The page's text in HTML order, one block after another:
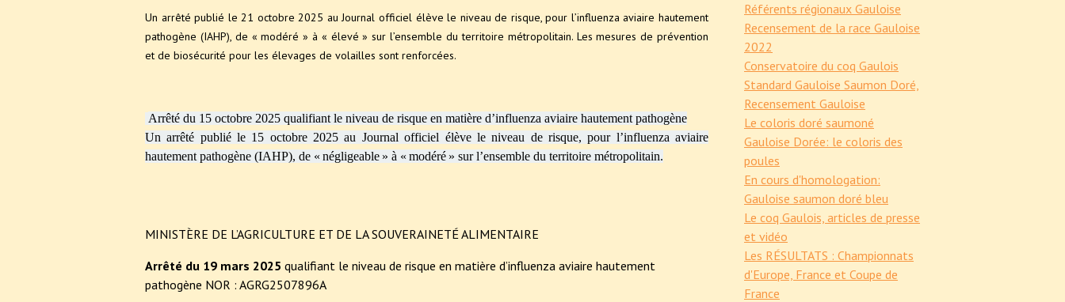
Un arrêté publié le 21 octobre 2025 au Journal officiel élève le niveau de risque, pour l’influenza aviaire hautement
pathogène (IAHP), de « modéré » à « élevé » sur l’ensemble du territoire métropolitain. Les mesures de prévention
et de biosécurité pour les élevages de volailles sont renforcées.
Arrêté du 15 octobre 2025 qualifiant le niveau de risque en matière d’influenza aviaire hautement pathogène
Un arrêté publié le 15 octobre 2025 au Journal officiel élève le niveau de risque, pour l’influenza aviaire
hautement pathogène (IAHP), de « négligeable » à « modéré » sur l’ensemble du territoire métropolitain.
MINISTÈRE DE L’AGRICULTURE ET DE LA SOUVERAINETÉ ALIMENTAIRE
Arrêté du 19 mars 2025 qualifiant le niveau de risque en matière d’influenza aviaire hautement
pathogène NOR : AGRG2507896A
Référents régionaux Gauloise
Recensement de la race Gauloise
2022
Conservatoire du coq Gaulois
Standard Gauloise Saumon Doré,
Recensement Gauloise
Le coloris doré saumoné
Gauloise Dorée: le coloris des
poules
En cours d'homologation:
Gauloise saumon doré bleu
Le coq Gaulois, articles de presse
et vidéo
Les RÉSULTATS : Championnats
d'Europe, France et Coupe de
France